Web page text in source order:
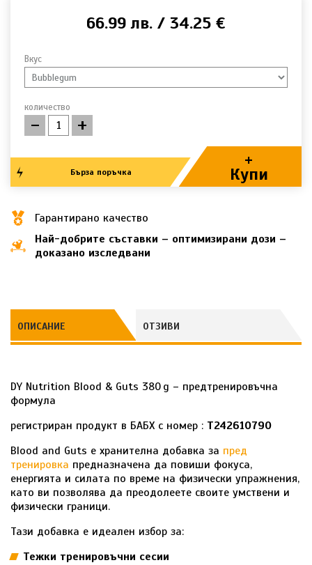
66.99 лв. / 34.25 €
Вкус
количество
- +
Бърза поръчка
+
Купи
Гарантирано качество
Най-добрите съставки – оптимизирани дози –
доказано изследвани
ОПИСАНИЕ ОТЗИВИ
DY Nutrition Blood & Guts 380 g – предтренировъчна
формула
регистриран продукт в БАБХ с номер : Т242610790
Blood and Guts е хранителна добавка за пред
тренировка предназначена да повиши фокуса,
енергията и силата по време на физически упражнения,
като ви позволява да преодолеете своите умствени и
физически граници.
Тази добавка е идеален избор за:
Тежки тренировъчни сесии